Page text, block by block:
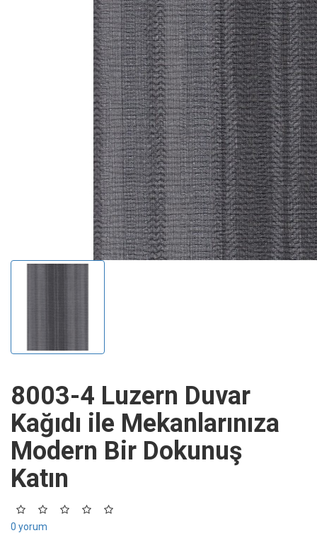
8003-4 Luzern Duvar
Kağıdı ile Mekanlarınıza
Modern Bir Dokunuş
Katın
0 yorum